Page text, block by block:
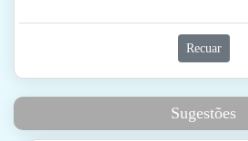
Recuar
Sugestões